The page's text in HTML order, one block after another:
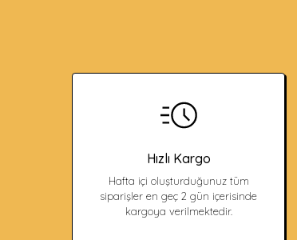
Hızlı Kargo
Hafta içi oluşturduğunuz tüm
siparişler en geç 2 gün içerisinde
kargoya verilmektedir.